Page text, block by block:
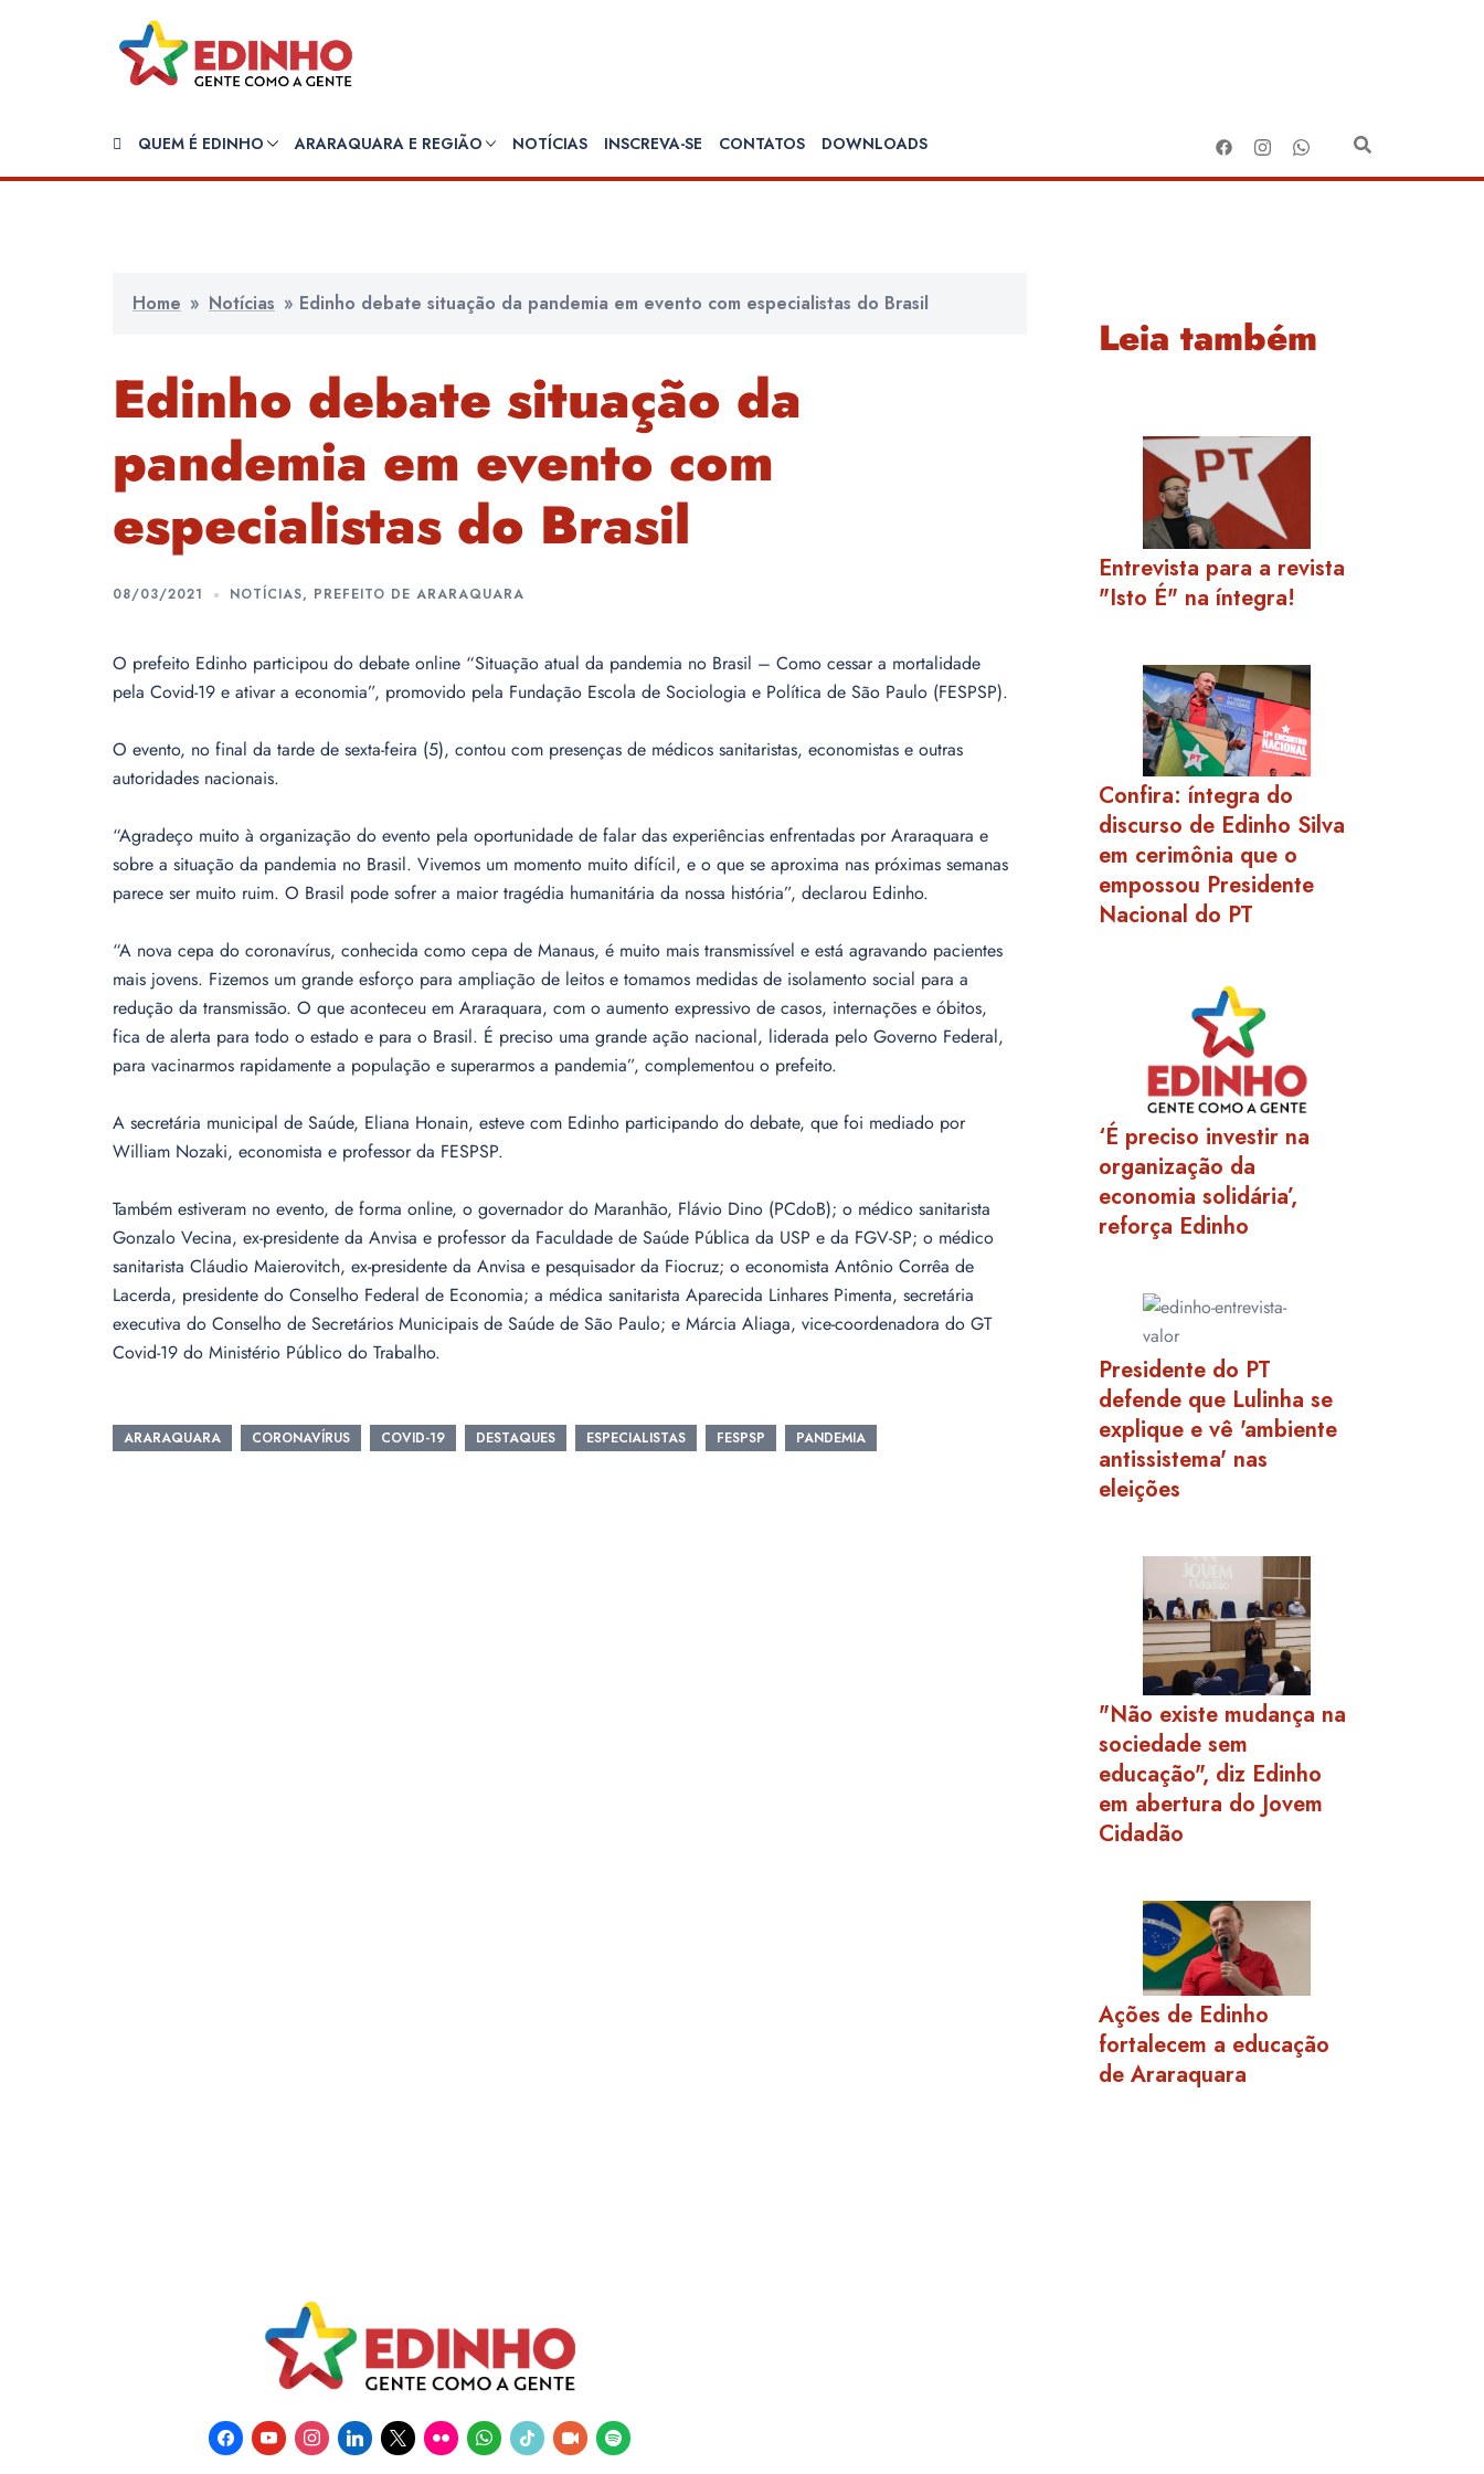
QUEM É EDINHO ARARAQUARA E REGIÃO NOTÍCIAS INSCREVA-SE CONTATOS DOWNLOADS
Home » Notícias » Edinho debate situação da pandemia em evento com especialistas do Brasil
Edinho debate situação da
pandemia em evento com
especialistas do Brasil
08/03/2021 NOTÍCIAS, PREFEITO DE ARARAQUARA
O prefeito Edinho participou do debate online “Situação atual da pandemia no Brasil – Como cessar a mortalidade
pela Covid-19 e ativar a economia”, promovido pela Fundação Escola de Sociologia e Política de São Paulo (FESPSP).
O evento, no final da tarde de sexta-feira (5), contou com presenças de médicos sanitaristas, economistas e outras
autoridades nacionais.
“Agradeço muito à organização do evento pela oportunidade de falar das experiências enfrentadas por Araraquara e
sobre a situação da pandemia no Brasil. Vivemos um momento muito difícil, e o que se aproxima nas próximas semanas
parece ser muito ruim. O Brasil pode sofrer a maior tragédia humanitária da nossa história”, declarou Edinho.
“A nova cepa do coronavírus, conhecida como cepa de Manaus, é muito mais transmissível e está agravando pacientes
mais jovens. Fizemos um grande esforço para ampliação de leitos e tomamos medidas de isolamento social para a
redução da transmissão. O que aconteceu em Araraquara, com o aumento expressivo de casos, internações e óbitos,
fica de alerta para todo o estado e para o Brasil. É preciso uma grande ação nacional, liderada pelo Governo Federal,
para vacinarmos rapidamente a população e superarmos a pandemia”, complementou o prefeito.
A secretária municipal de Saúde, Eliana Honain, esteve com Edinho participando do debate, que foi mediado por
William Nozaki, economista e professor da FESPSP.
Também estiveram no evento, de forma online, o governador do Maranhão, Flávio Dino (PCdoB); o médico sanitarista
Gonzalo Vecina, ex-presidente da Anvisa e professor da Faculdade de Saúde Pública da USP e da FGV-SP; o médico
sanitarista Cláudio Maierovitch, ex-presidente da Anvisa e pesquisador da Fiocruz; o economista Antônio Corrêa de
Lacerda, presidente do Conselho Federal de Economia; a médica sanitarista Aparecida Linhares Pimenta, secretária
executiva do Conselho de Secretários Municipais de Saúde de São Paulo; e Márcia Aliaga, vice-coordenadora do GT
Covid-19 do Ministério Público do Trabalho.
ARARAQUARA CORONAVÍRUS COVID-19 DESTAQUES ESPECIALISTAS FESPSP PANDEMIA
Leia também
Entrevista para a revista
"Isto É" na íntegra!
Confira: íntegra do
discurso de Edinho Silva
em cerimônia que o
empossou Presidente
Nacional do PT
‘É preciso investir na
organização da
economia solidária’,
reforça Edinho
Presidente do PT
defende que Lulinha se
explique e vê 'ambiente
antissistema' nas
eleições
"Não existe mudança na
sociedade sem
educação", diz Edinho
em abertura do Jovem
Cidadão
Ações de Edinho
fortalecem a educação
de Araraquara
facebookyoutubeinstagramlinkedin
x flickr whatsapp
tiktok video-
camera
spotify